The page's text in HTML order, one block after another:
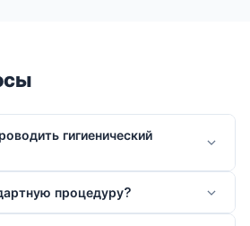
гигиенический
процедуру?